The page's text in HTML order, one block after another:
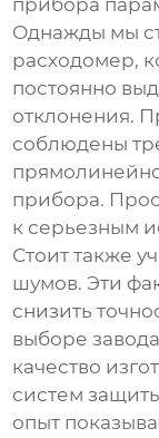
прибора
Однажды мы
расходомер,
постоянно
отклонения.
соблюдены
прибора.
к серьезным
Стоит также
шумов. Эти
снизить
выборезавода
качество
систем
опыт